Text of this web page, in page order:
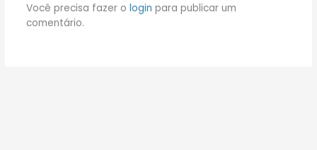
Você precisa fazer o login para publicar um
comentário.